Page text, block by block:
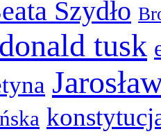
Szydło
donald tusk